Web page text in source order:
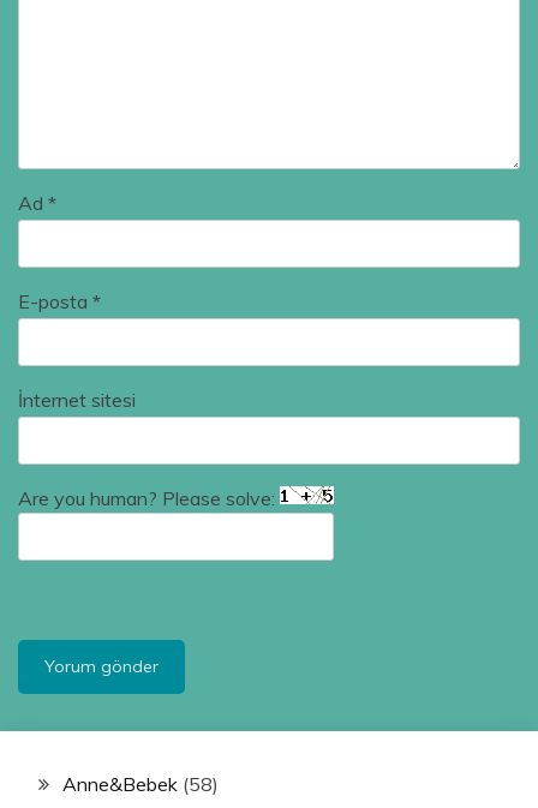
Ad *
E-posta *
İnternet sitesi
Are you human? Please solve:
Anne&Bebek (58)